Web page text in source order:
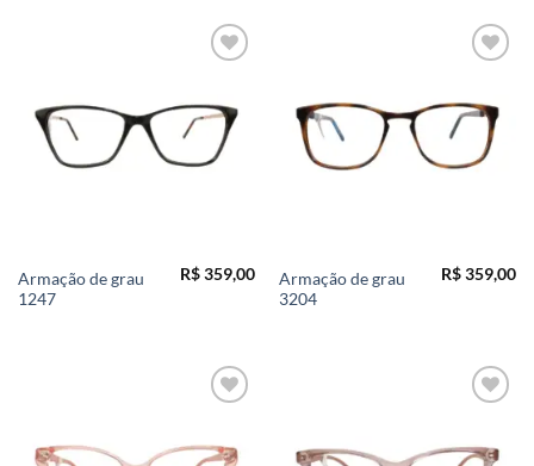
Armação de grau
1247
R$359,00
Armação de grau
3204
R$359,00